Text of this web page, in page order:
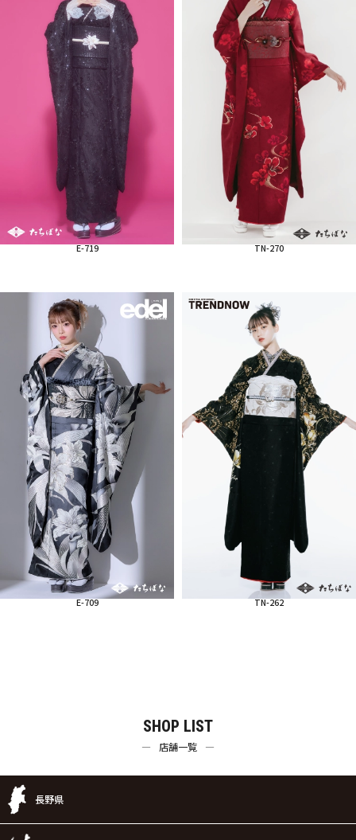
E-719 TN-270
E-709 TN-262
SHOP LIST
店舗一覧
長野県